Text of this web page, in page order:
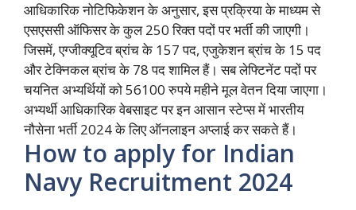
आधिकारिक नोटिफिकेशन के अनुसार, इस प्रक्रिया के माध्यम से
एसएससी ऑफिसर के कुल 250 रिक्त पदों पर भर्ती की जाएगी।
जिसमें, एग्जीक्यूटिव ब्रांच के 157 पद, एजुकेशन ब्रांच के 15 पद
और टेक्निकल ब्रांच के 78 पद शामिल हैं। सब लेफ्टिनेंट पदों पर
चयनित अभ्यर्थियों को 56100 रुपये महीने मूल वेतन दिया जाएगा।
अभ्यर्थी आधिकारिक वेबसाइट पर इन आसान स्टेप्स में भारतीय
नौसेना भर्ती 2024 के लिए ऑनलाइन अप्लाई कर सकते हैं।
How to apply for Indian
Navy Recruitment 2024